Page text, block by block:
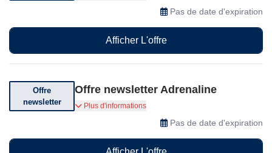
Pas de date d'expiration
Afficher L'offre
Offre
newsletter
Offre newsletter Adrenaline
Abonnez-vous et recevez des offres
Plus d'informations
Pas de date d'expiration